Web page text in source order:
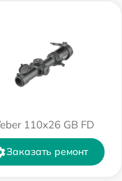
110х26 GB FD
Заказать ремонт